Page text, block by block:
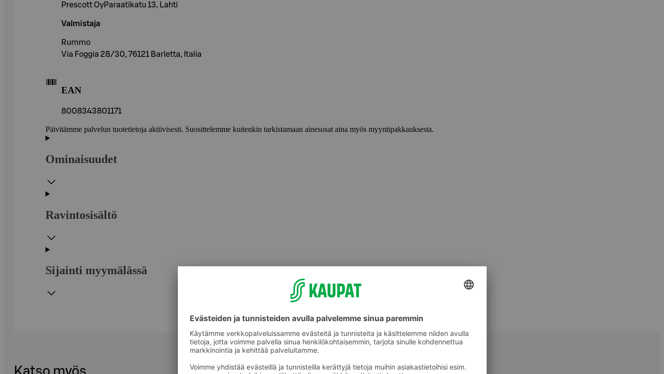
Prescott OyParaatikatu 13, Lahti
Valmistaja
Rummo
Via Foggia 28/30, 76121 Barletta, Italia
EAN
8008343801171
Päivitämme palvelun tuotetietoja aktiivisesti. Suosittelemme kuitenkin tarkistamaan ainesosat aina myös myyntipakkauksesta.
Ominaisuudet
Ravintosisältö
Sijainti myymälässä
Katso myös